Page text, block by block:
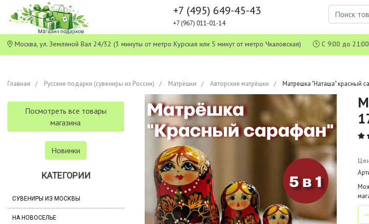
+7 (495) 649-45-43
+7 (967) 011-01-14
Москва, ул. Земляной Вал 24/32 (3 минуты от метро Курская или 5 минут от метро Чкаловская) С 9:00 до
Главная Русские подарки (сувениры из России) Матрёшки Авторские матрёшки Матрешка "Наташа" красный
Посмотреть все товары
магазина
Новинки
КАТЕГОРИИ
СУВЕНИРЫ ИЗ МОСКВЫ
НА НОВОСЕЛЬЕ